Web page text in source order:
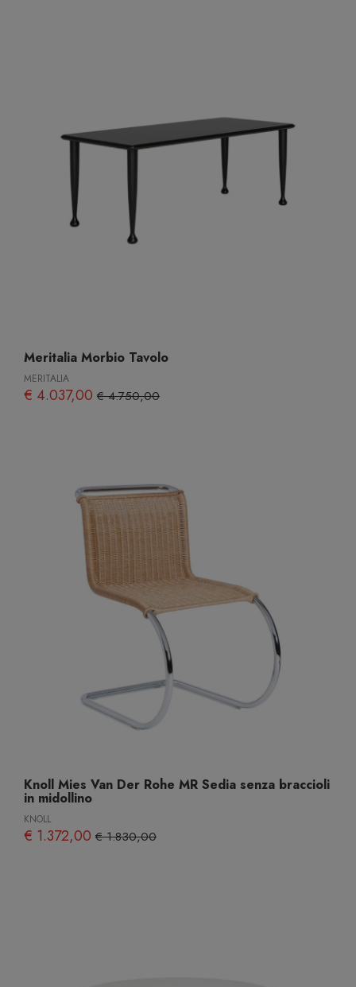
Meritalia Morbio Tavolo
MERITALIA
€ 4.037,00 € 4.750,00
Knoll Mies Van Der Rohe MR Sedia senza braccioli
in midollino
KNOLL
€ 1.372,00 € 1.830,00